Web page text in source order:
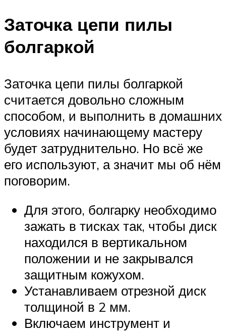
Заточка цепи пилы
болгаркой
Заточка цепи пилы болгаркой
считается довольно сложным
способом, и выполнить в домашних
условиях начинающему мастеру
будет затруднительно. Но всё же
его используют, а значит мы об нём
поговорим.
Для этого, болгарку необходимо
зажать в тисках так, чтобы диск
находился в вертикальном
положении и не закрывался
защитным кожухом.
Устанавливаем отрезной диск
толщиной в 2 мм.
Включаем инструмент и